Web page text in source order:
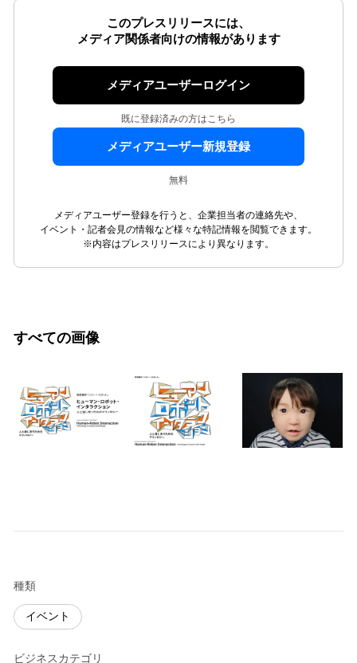
このプレスリリースには、
メディア関係者向けの情報があります
メディアユーザーログイン
既に登録済みの方はこちら
メディアユーザー新規登録
無料
メディアユーザー登録を行うと、企業担当者の連絡先や、
イベント・記者会見の情報など様々な特記情報を閲覧できます。
※内容はプレスリリースにより異なります。
すべての画像
種類
イベント
ビジネスカテゴリ